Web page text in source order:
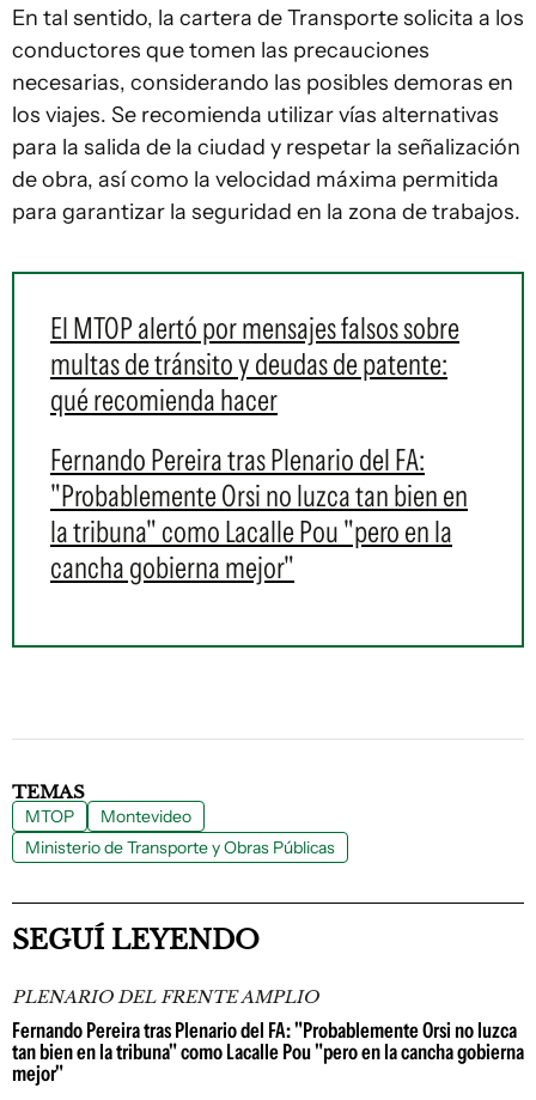
En tal sentido, la cartera de Transporte solicita a los
conductores que tomen las precauciones
necesarias, considerando las posibles demoras en
los viajes. Se recomienda utilizar vías alternativas
para la salida de la ciudad y respetar la señalización
de obra, así como la velocidad máxima permitida
para garantizar la seguridad en la zona de trabajos.
El MTOP alertó por mensajes falsos sobre
multas de tránsito y deudas de patente:
qué recomienda hacer
Fernando Pereira tras Plenario del FA:
"Probablemente Orsi no luzca tan bien en
la tribuna" como Lacalle Pou "pero en la
cancha gobierna mejor"
TEMAS
MTOP
Montevideo
Ministerio de Transporte y Obras Públicas
SEGUÍ LEYENDO
PLENARIO DEL FRENTE AMPLIO
Fernando Pereira tras Plenario del FA: "Probablemente Orsi no luzca
tan bien en la tribuna" como Lacalle Pou "pero en la cancha gobierna
mejor"